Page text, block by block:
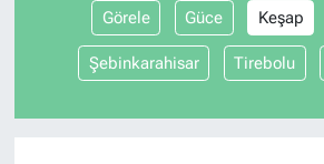
Görele Güce Keşap
Şebinkarahisar Tirebolu